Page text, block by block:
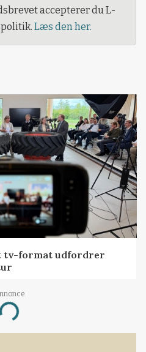
accepterer du L-
Læs den her.
tv-format udfordrer